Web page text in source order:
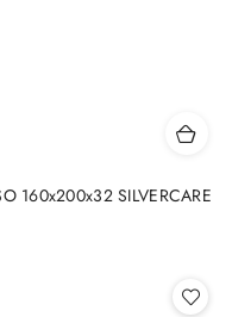
160x200x32 SILVERCARE